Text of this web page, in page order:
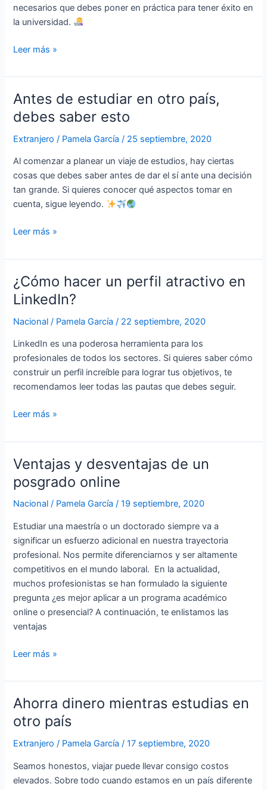
necesarios que debes poner en práctica para tener éxito en
la universidad.
Leer más »
Antes de estudiar en otro país,
debes saber esto
Extranjero / Pamela García/ 25 septiembre, 2020
Al comenzar a planear un viaje de estudios, hay ciertas
cosas que debes saber antes de dar el sí ante una decisión
tan grande. Si quieres conocer qué aspectos tomar en
cuenta, sigue leyendo.
Antes
de
estudiar
en
país,
debes
saber
esto
Leer más »
¿Cómo hacer un perfil atractivo en
LinkedIn?
Nacional / Pamela García/ 22 septiembre, 2020
LinkedIn es una poderosa herramienta para los
profesionales de todos los sectores. Si quieres saber cómo
construir un perfil increíble para lograr tus objetivos, te
recomendamos leer todas las pautas que debes seguir.
¿Cómo
hacer
un
perfil
LinkedIn?
Leer más »
Ventajas y desventajas de un
posgrado online
Nacional / Pamela García/19 septiembre, 2020
Estudiar una maestría o un doctorado siempre va a
significar un esfuerzo adicional en nuestra trayectoria
profesional. Nos permite diferenciarnos y ser altamente
competitivos en el mundo laboral. En la actualidad,
muchos profesionistas se han formulado la siguiente
pregunta ¿es mejor aplicar a un programa académico
online o presencial? A continuación, te enlistamos las
ventajas
Ventajas
desventajas
de
posgrado
online
Leer más »
Ahorra dinero mientras estudias en
otro país
Extranjero / Pamela García/17 septiembre, 2020
Seamos honestos, viajar puede llevar consigo costos
elevados. Sobre todo cuando estamos en un país diferente
Ahorra
dinero
mientras
estudias
otro
país